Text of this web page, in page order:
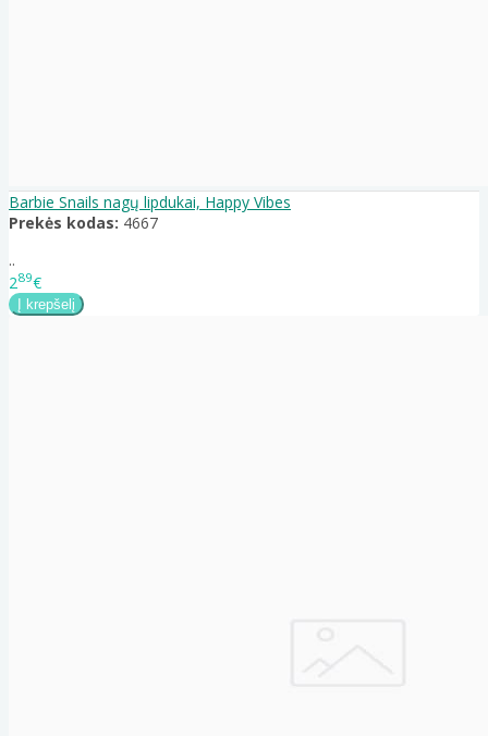
Barbie Snails nagų lipdukai, Happy Vibes
Prekės kodas: 4667
..
289€